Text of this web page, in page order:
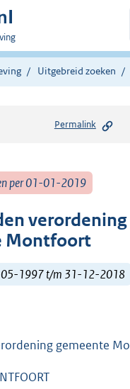
Uitgebreid zoeken
Permalink
per 01-01-2019
verordening
Montfoort
05-1997 t/m 31-12-2018
gemeente